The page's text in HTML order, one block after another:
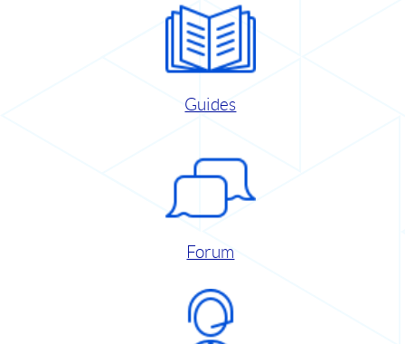
Guides
Forum